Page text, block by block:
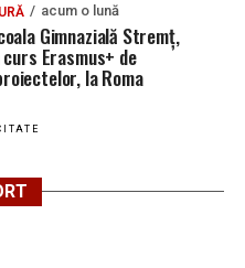
acum o lună
Gimnazială Stremț,
Erasmus+ de
la Roma